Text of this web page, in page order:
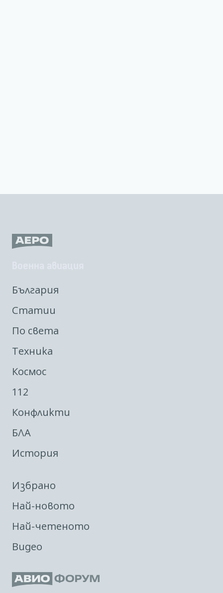
България
Статии
По света
Техника
Космос
112
Конфликти
БЛА
История
Избрано
Най-новото
Най-четеното
Видео